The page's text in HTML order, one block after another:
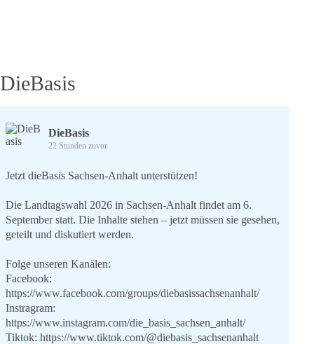
DieBasis
DieBasis
22 Stunden zuvor
Jetzt dieBasis Sachsen-Anhalt unterstützen!
Die Landtagswahl 2026 in Sachsen-Anhalt findet am 6.
September statt. Die Inhalte stehen – jetzt müssen sie gesehen,
geteilt und diskutiert werden.
Folge unseren Kanälen:
Facebook:
https://www.facebook.com/groups/diebasissachsenanhalt/
Instragram:
https://www.instagram.com/die_basis_sachsen_anhalt/
Tiktok: https://www.tiktok.com/@diebasis_sachsenanhalt